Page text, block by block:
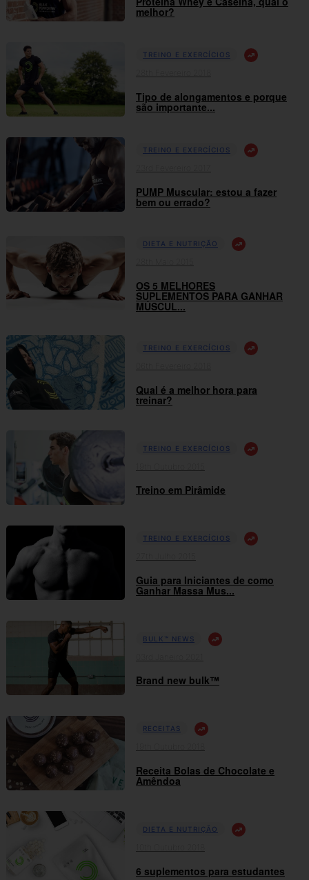
melhor?
TREINO E EXERCÍCIOS
Tipo de alongamentos e porque
são importante...
TREINO E EXERCÍCIOS
PUMP Muscular: estou a fazer
bem ou errado?
DIETA E NUTRIÇÃO
OS 5 MELHORES
SUPLEMENTOS PARA GANHAR
MÚSCUL...
TREINO E EXERCÍCIOS
Qual é a melhor hora para
treinar?
TREINO E EXERCÍCIOS
Treino em Pirâmide
TREINO E EXERCÍCIOS
Guia para Iniciantes de como
Ganhar Massa Mus...
BULK™ NEWS
Brand new bulk™
RECEITAS
Receita Bolas de Chocolate e
Amêndoa
DIETA E NUTRIÇÃO
6 suplementos para estudantes